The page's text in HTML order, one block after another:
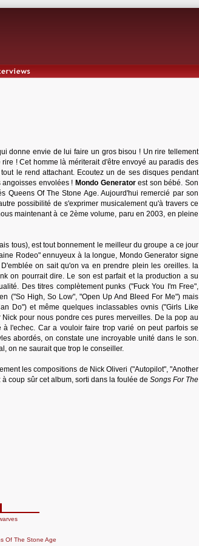
donne envie de lui faire un gros bisou ! Un rire tellement
! Cet homme là mériterait d'être envoyé au paradis des
le rend attachant. Ecoutez un de ses disques pendant
angoisses envolées ! Mondo Generatorest son bébé. Son
Queens Of The Stone Age. Aujourd'hui remercié par son
possibilité de s'exprimer musicalement qu'à travers ce
maintenant à ce 2ème volume, paru en 2003, en pleine
tous), est tout bonnement le meilleur du groupe a ce jour
Rodeo" ennuyeux à la longue, Mondo Generator signe
on sait qu'on va en prendre plein les oreilles. la
on pourrait dire. Le son est parfait et la production a su
Des titres complètement punks ("Fuck You I'm Free",
("So High, So Low", "Open Up And Bleed For Me") mais
Do") et même quelques inclassables ovnis ("Girls Like
pour nous pondre ces pures merveilles. De la pop au
l'echec. Car a vouloir faire trop varié on peut parfois se
abordés, on constate une incroyable unité dans le son.
on ne saurait que trop le conseiller.
les compositions de Nick Oliveri ("Autopilot", "Another
coup sûr cet album, sorti dans la foulée de Songs For The
Of The Stone Age